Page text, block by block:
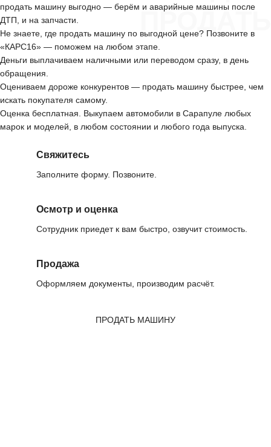
ПРОДАТЬ
продать машину выгодно — берём и аварийные машины после
ДТП, и на запчасти.
Не знаете, где продать машину по выгодной цене? Позвоните в
«КАРС16» — поможем на любом этапе.
Деньги выплачиваем наличными или переводом сразу, в день
обращения.
Оцениваем дороже конкурентов — продать машину быстрее, чем
искать покупателя самому.
Оценка бесплатная. Выкупаем автомобили в Сарапуле любых
марок и моделей, в любом состоянии и любого года выпуска.
Свяжитесь
Заполните форму. Позвоните.
Осмотр и оценка
Сотрудник приедет к вам быстро, озвучит стоимость.
Продажа
Оформляем документы, производим расчёт.
ПРОДАТЬ МАШИНУ